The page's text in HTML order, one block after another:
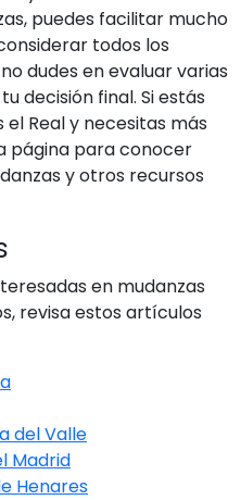
puedes facilitar mucho
todos los
dudes en evaluar varias
decisión final. Si estás
Real y necesitas más
página para conocer
y otros recursos
en mudanzas
revisa estos artículos
del Valle
Madrid
Henares